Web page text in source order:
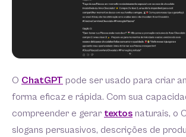
O ChatGPT pode ser usado para criar
forma eficaz e rápida. Com sua
compreender e gerar textos naturais, o
slogans persuasivos, descrições de